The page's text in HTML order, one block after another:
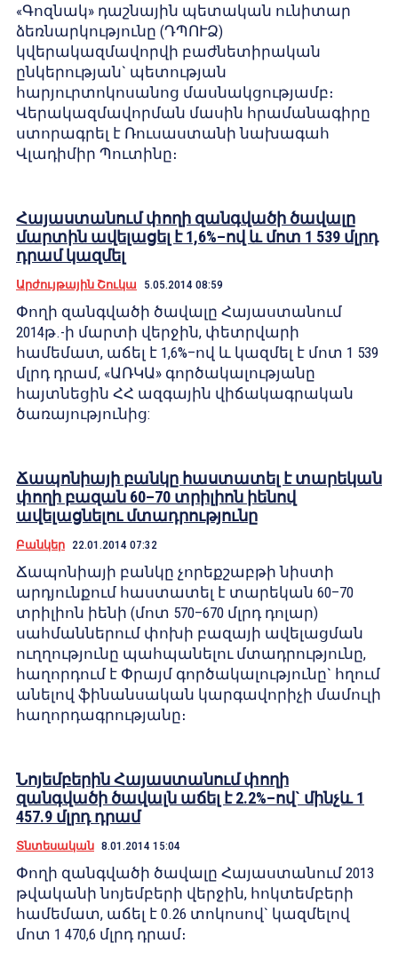
«Գոզնակ» դաշնային պետական ունիտար
ձեռնարկությունը (ԴՊՈՒՁ)
կվերակազմավորվի բաժնետիրական
ընկերության` պետության
հարյուրտոկոսանոց մասնակցությամբ։
Վերակազմավորման մասին հրամանագիրը
ստորագրել է Ռուսաստանի նախագահ
Վլադիմիր Պուտինը։
Հայաստանում փողի զանգվածի ծավալը
մարտին ավելացել է 1,6%–ով և մոտ 1 539 մլրդ
դրամ կազմել
Արժույթային Շուկա 5.05.2014 08:59
Փողի զանգվածի ծավալը Հայաստանում
2014թ.-ի մարտի վերջին, փետրվարի
համեմատ, աճել է 1,6%–ով և կազմել է մոտ 1 539
մլրդ դրամ, «ԱՌԿԱ» գործակալությանը
հայտնեցին ՀՀ ազգային վիճակագրական
ծառայությունից:
Ճապոնիայի բանկը հաստատել է տարեկան
փողի բազան 60–70 տրիլիոն իենով
ավելացնելու մտադրությունը
Բանկեր 22.01.2014 07:32
Ճապոնիայի բանկը չորեքշաբթի նիստի
արդյունքում հաստատել է տարեկան 60–70
տրիլիոն իենի (մոտ 570–670 մլրդ դոլար)
սահմաններում փոխի բազայի ավելացման
ուղղությունը պահպանելու մտադրությունը,
հաղորդում է Փրայմ գործակալությունը` հղում
անելով ֆինանսական կարգավորիչի մամուլի
հաղորդագրությանը։
Նոյեմբերին Հայաստանում փողի
զանգվածի ծավալն աճել է 2.2%–ով` մինչև 1
457.9 մլրդ դրամ
Տնտեսական 8.01.2014 15:04
Փողի զանգվածի ծավալը Հայաստանում 2013
թվականի նոյեմբերի վերջին, հոկտեմբերի
համեմատ, աճել է 0.26 տոկոսով` կազմելով
մոտ 1 470,6 մլրդ դրամ։